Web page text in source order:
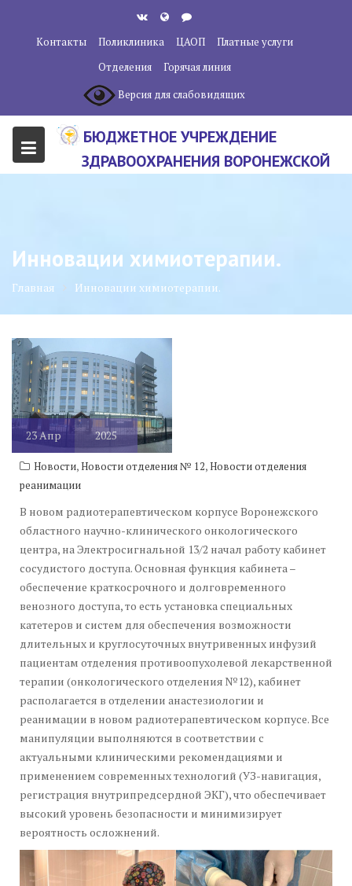
содержанию
Контакты Поликлиника ЦАОП
Платные услуги
Отделения
Горячая линия
Версия для слабовидящих
БЮДЖЕТНОЕ УЧРЕЖДЕНИЕ
ЗДРАВООХРАНЕНИЯ ВОРОНЕЖСКОЙ
ЦЕНТР"
Инновации химиотерапии.
Главная Инновации химиотерапии.
23Апр 2025
Новости,Новости отделения № 12,Новости отделения
реанимации
В новом радиотерапевтическом корпусе Воронежского
областного научно-клинического онкологического
центра, на Электросигнальной 13/2 начал работу кабинет
сосудистого доступа. Основная функция кабинета –
обеспечение краткосрочного и долговременного
венозного доступа, то есть установка специальных
катетеров и систем для обеспечения возможности
длительных и круглосуточных внутривенных инфузий
пациентам отделения противоопухолевой лекарственной
терапии (онкологического отделения №12), кабинет
располагается в отделении анастезиологии и
реанимации в новом радиотерапевтическом корпусе. Все
манипуляции выполняются в соответствии с
актуальными клиническими рекомендациями и
применением современных технологий (УЗ-навигация,
регистрация внутрипредсердной ЭКГ), что обеспечивает
высокий уровень безопасности и минимизирует
вероятность осложнений.